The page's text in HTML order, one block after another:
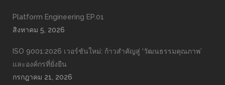
Platform Engineering EP.01
สิงหาคม 5, 2026
ISO 9001:2026 เวอร์ชันใหม่: ก้าวสำคัญสู่ ‘วัฒนธรรมคุณภาพ’
และองค์กรที่ยั่งยืน
กรกฎาคม 21, 2026